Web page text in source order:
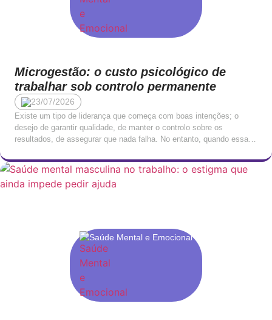
Microgestão: o custo psicológico de
trabalhar sob controlo permanente
23/07/2026
Existe um tipo de liderança que começa com boas intenções; o
desejo de garantir qualidade, de manter o controlo sobre os
resultados, de assegurar que nada falha. No entanto, quando essa
transforma-se em algo com consequências profundamente negativas
para quem trabalha sob ela. A microgestão, o padrão de […]
Saúde Mental e Emocional